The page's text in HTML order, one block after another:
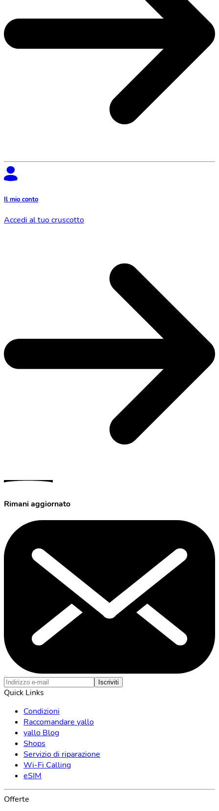
Il mio conto
Accedi al tuo cruscotto
Rimani aggiornato
Iscriviti
Quick Links
Condizioni
Raccomandare yallo
yallo Blog
Shops
Servizio di riparazione
Wi-Fi Calling
eSIM
Offerte